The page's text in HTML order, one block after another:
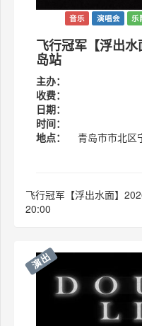
音乐 演唱会 乐
飞行冠军【浮出
岛站
主办：
收费：
日期：
时间：
地点：
青岛市市北区
飞行冠军【浮出水面】
20:00
演出